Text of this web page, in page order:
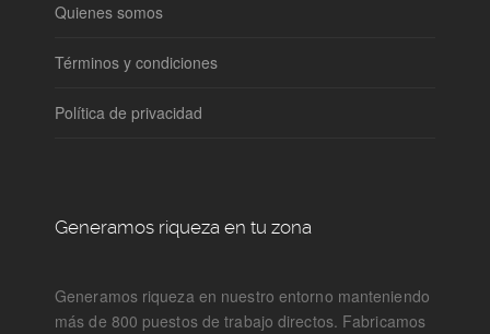
Quienes somos
Términos y condiciones
Política de privacidad
Generamos riqueza en tu zona
Generamos riqueza en nuestro entorno manteniendo
más de 800 puestos de trabajo directos. Fabricamos